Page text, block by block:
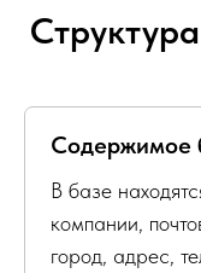
Содержимое
В базе
компании,
город, адрес,